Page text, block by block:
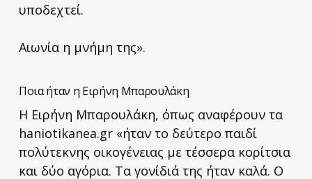
υποδεχτεί.
Αιωνία η μνήμη της».
Ποια ήταν η Ειρήνη Μπαρουλάκη
Η Ειρήνη Μπαρουλάκη, όπως αναφέρουν τα
haniotikanea.gr «ήταν το δεύτερο παιδί
πολύτεκνης οικογένειας με τέσσερα κορίτσια
και δύο αγόρια. Τα γονίδιά της ήταν καλά. Ο